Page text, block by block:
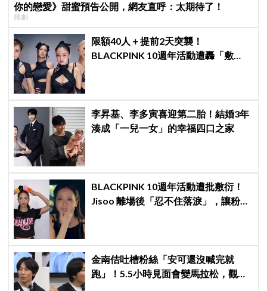
你的戀愛》甜蜜預告公開，網友直呼：太期待了！
韓劇
限額40人＋提前2天突襲！
BLACKPINK 10週年活動遭轟「敷
李昇基、李多寅喜迎第二胎！結婚3年
湊成「一兒一女」的幸福四口之家
BLACKPINK 10週年活動遭批敷衍！
Jisoo 離場後「忍不住落淚」，讓粉絲
金南佶吐槽粉絲「安可還沒喊完就
跑」！5.5小時見面會變馬拉松，觀眾